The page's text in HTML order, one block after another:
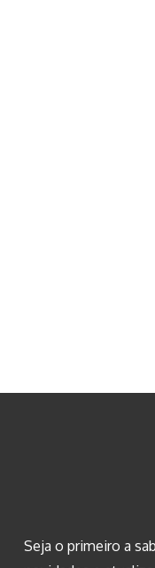
Seja o primeiro a